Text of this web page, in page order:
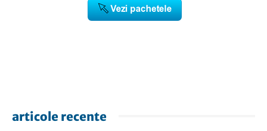
articole recente